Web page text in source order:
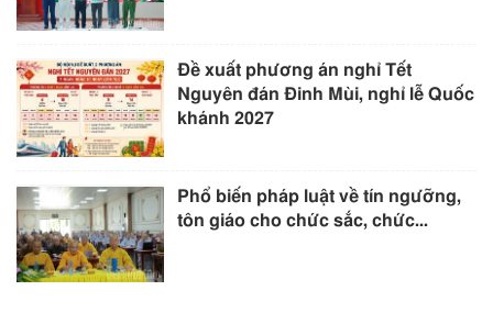
Đề xuất phương án nghỉ Tết
Nguyên đán Đinh Mùi, nghỉ lễ Quốc
khánh 2027
Phổ biến pháp luật về tín ngưỡng,
tôn giáo cho chức sắc, chức...